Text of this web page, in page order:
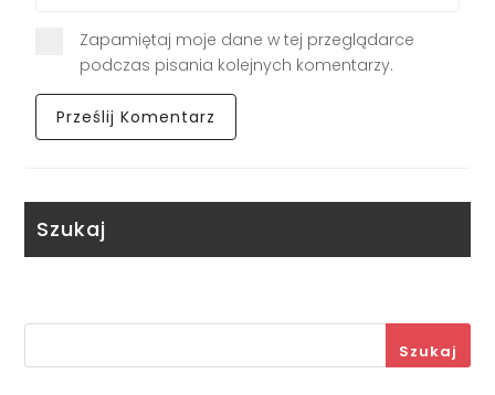
Zapamiętaj moje dane w tej przeglądarce
podczas pisania kolejnych komentarzy.
Szukaj
Szukaj